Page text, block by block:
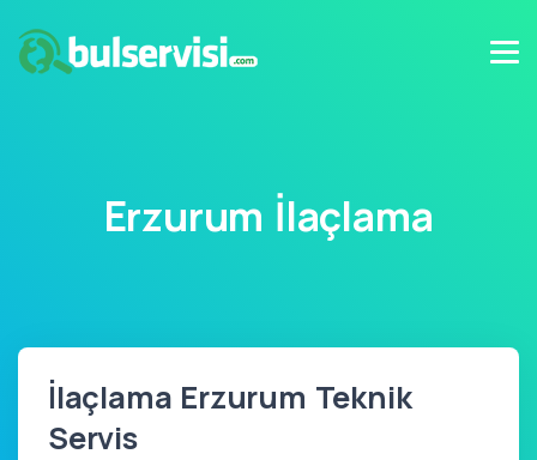
Erzurum İlaçlama
İlaçlama Erzurum Teknik
Servis